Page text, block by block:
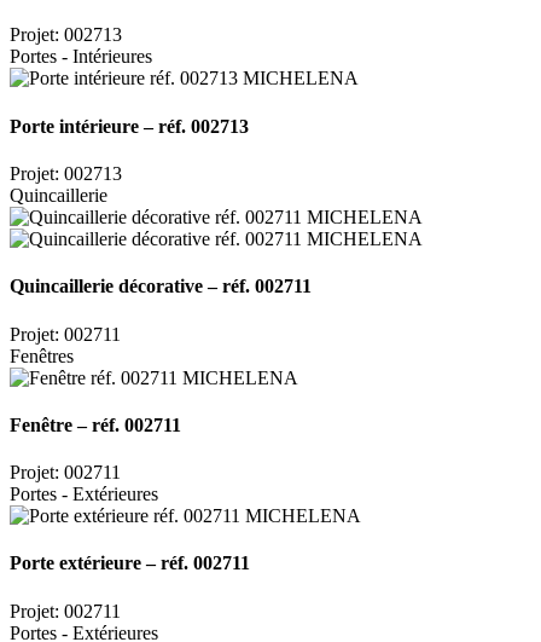
Projet: 002713
Portes - Intérieures
Porte intérieure – réf. 002713
Projet: 002713
Quincaillerie
Quincaillerie décorative – réf. 002711
Projet: 002711
Fenêtres
Fenêtre – réf. 002711
Projet: 002711
Portes - Extérieures
Porte extérieure – réf. 002711
Projet: 002711
Portes - Extérieures